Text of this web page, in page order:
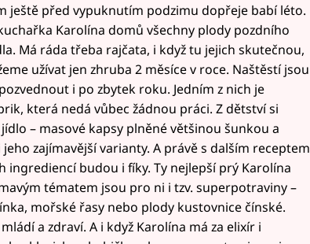
ještě před vypuknutím podzimu dopřeje babí léto.
Karolína domů všechny plody pozdního
Má ráda třeba rajčata, i když tu jejich skutečnou,
užívat jen zhruba 2 měsíce v roce. Naštěstí jsou
i po zbytek roku. Jedním z nich je
která nedá vůbec žádnou práci. Z dětství si
– masové kapsy plněné většinou šunkou a
zajímavější varianty. A právě s dalším receptem
ingrediencí budou i fíky. Ty nejlepší prý Karolína
tématem jsou pro ni i tzv. superpotraviny –
mořské řasy nebo plody kustovnice čínské.
a zdraví. A i když Karolína má za elixír i